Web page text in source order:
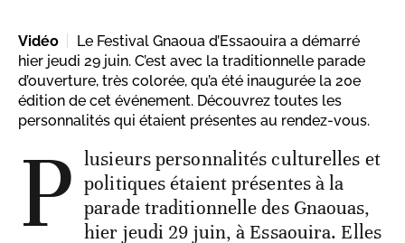
Vidéo
Le Festival Gnaoua d’Essaouira a démarré
hier jeudi 29 juin. C’est avec la traditionnelle parade
d’ouverture, très colorée, qu’a été inaugurée la 20e
édition de cet événement. Découvrez toutes les
personnalités qui étaient présentes au rendez-vous.
P lusieurs personnalités culturelles et
politiques étaient présentes à la
parade traditionnelle des Gnaouas,
hier jeudi 29 juin, à Essaouira. Elles